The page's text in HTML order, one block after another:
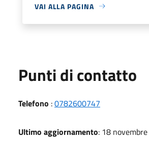
VAI ALLA PAGINA
Punti di contatto
Telefono :0782600747
Ultimo aggiornamento: 18